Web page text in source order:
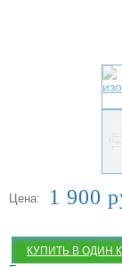
Цена: 1 900
КУПИТЬ В ОДИН